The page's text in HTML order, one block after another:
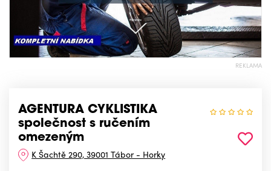
REKLAMA
AGENTURA CYKLISTIKA
společnost s ručením
omezeným
K Šachtě 290, 39001 Tábor - Horky